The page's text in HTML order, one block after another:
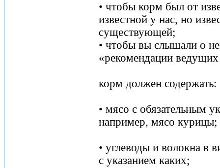
• чтобы корм был от
известной у нас, но
существующей;
• чтобы вы слышали о
«рекомендации
корм должен содержать:
• мясо с обязательным
например, мясо курицы;
• углеводы и волокна в
с указанием каких;